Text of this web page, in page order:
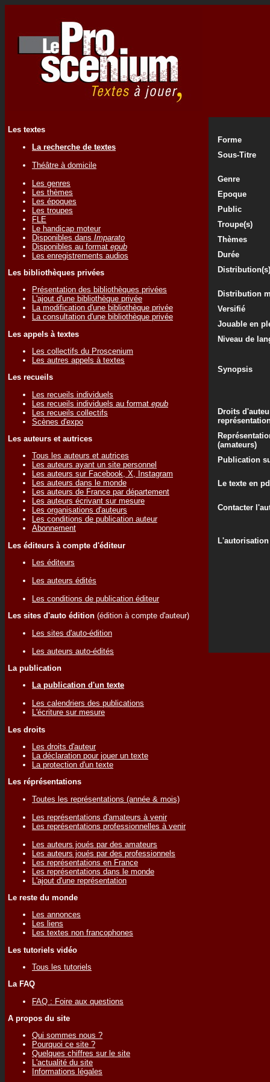
Les textes
La recherche de textes
Théâtre à domicile
Les genres
Les thèmes
Les époques
Les troupes
FLE
Le handicap moteur
Disponibles dans Imparato
Disponibles au format epub
Les enregistrements audios
Les bibliothèques privées
Présentation des bibliothèques privées
L'ajout d'une bibliothèque privée
La modification d'une bibliothèque privée
La consultation d'une bibliothèque privée
Les appels à textes
Les collectifs du Proscenium
Les autres appels à textes
Les recueils
Les recueils individuels
Les recueils individuels au format epub
Les recueils collectifs
Scènes d'expo
Les auteurs et autrices
Tous les auteurs et autrices
Les auteurs ayant un site personnel
Les auteurs sur Facebook, X, Instagram
Les auteurs dans le monde
Les auteurs de France par département
Les auteurs écrivant sur mesure
Les organisations d'auteurs
Les conditions de publication auteur
Abonnement
Les éditeurs à compte d'éditeur
Les éditeurs
Les auteurs édités
Les conditions de publication éditeur
Les sites d'auto édition (édition à compte d'auteur)
Les sites d'auto-édition
Les auteurs auto-édités
La publication
La publication d'un texte
Les calendriers des publications
L'écriture sur mesure
Les droits
Les droits d'auteur
La déclaration pour jouer un texte
La protection d'un texte
Les réprésentations
Toutes les représentations (année & mois)
Les représentations d'amateurs à venir
Les représentations professionnelles à venir
Les auteurs joués par des amateurs
Les auteurs joués par des professionnels
Les représentations en France
Les représentations dans le monde
L'ajout d'une représentation
Le reste du monde
Les annonces
Les liens
Les textes non francophones
Les tutoriels vidéo
Tous les tutoriels
La FAQ
FAQ : Foire aux questions
A propos du site
Qui sommes nous ?
Pourquoi ce site ?
Quelques chiffres sur le site
L'actualité du site
Informations légales
Forme
Sous-Titre
Genre
Epoque
Public
Troupe(s)
Thèmes
Durée
Distribution(s)
Distribution
Versifié
Jouable en
Niveau de
Synopsis
Droits
(amateurs)
Publication
Le texte en
Contacter
L'autorisation